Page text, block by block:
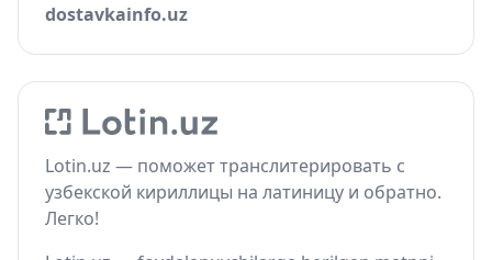
dostavkainfo.uz
Lotin.uz — поможет транслитерировать с
узбекской кириллицы на латиницу и обратно.
Легко!